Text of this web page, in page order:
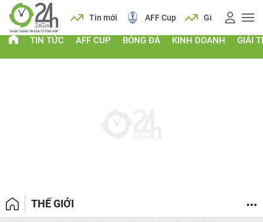
Lịch Tin mới AFF Cup Giá vàng
TIN TỨC AFF CUP BÓNG ĐÁ KINH DOANH GIẢI
THẾ GIỚI